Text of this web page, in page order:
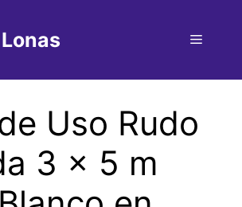
Menú
Uso Rudo
3 x 5 m